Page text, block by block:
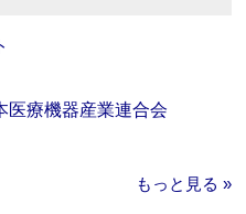
療機器産業連合会
もっと見る »